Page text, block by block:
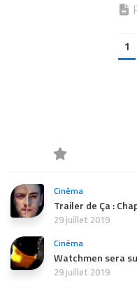
1
Cinéma
Trailer de Ça :
29 juillet 2019
Cinéma
Watchmen sera
29 juillet 2019